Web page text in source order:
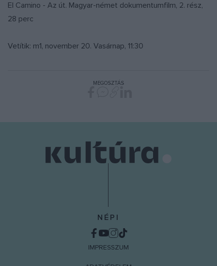
El Camino - Az út. Magyar-német dokumentumfilm, 2. rész,
28 perc
Vetítik: m1, november 20. Vasárnap, 11:30
MEGOSZTÁS
NÉPI
IMPRESSZUM